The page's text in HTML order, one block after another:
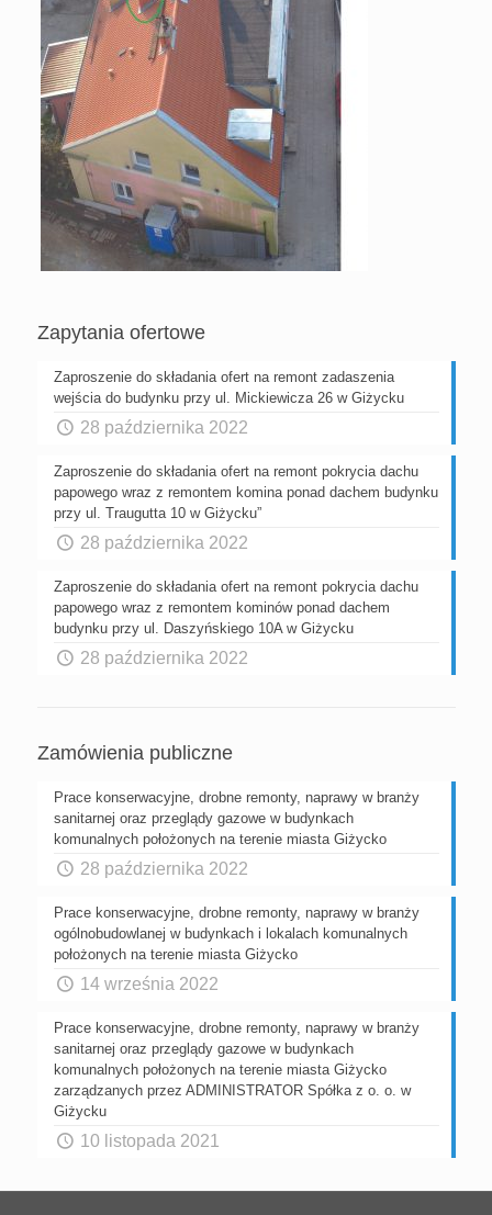
Zapytania ofertowe
Zaproszenie do składania ofert na remont zadaszenia
wejścia do budynku przy ul. Mickiewicza 26 w Giżycku
28 października 2022
Zaproszenie do składania ofert na remont pokrycia dachu
papowego wraz z remontem komina ponad dachem budynku
przy ul. Traugutta 10 w Giżycku”
28 października 2022
Zaproszenie do składania ofert na remont pokrycia dachu
papowego wraz z remontem kominów ponad dachem
budynku przy ul. Daszyńskiego 10A w Giżycku
28 października 2022
Zamówienia publiczne
Prace konserwacyjne, drobne remonty, naprawy w branży
sanitarnej oraz przeglądy gazowe w budynkach
komunalnych położonych na terenie miasta Giżycko
28 października 2022
Prace konserwacyjne, drobne remonty, naprawy w branży
ogólnobudowlanej w budynkach i lokalach komunalnych
położonych na terenie miasta Giżycko
14 września 2022
Prace konserwacyjne, drobne remonty, naprawy w branży
sanitarnej oraz przeglądy gazowe w budynkach
komunalnych położonych na terenie miasta Giżycko
zarządzanych przez ADMINISTRATOR Spółka z o. o. w
Giżycku
10 listopada 2021